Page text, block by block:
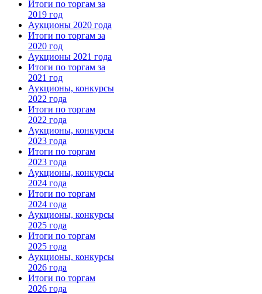
Итоги по торгам за
2019 год
Аукционы 2020 года
Итоги по торгам за
2020 год
Аукционы 2021 года
Итоги по торгам за
2021 год
Аукционы, конкурсы
2022 года
Итоги по торгам
2022 года
Аукционы, конкурсы
2023 года
Итоги по торгам
2023 года
Аукционы, конкурсы
2024 года
Итоги по торгам
2024 года
Аукционы, конкурсы
2025 года
Итоги по торгам
2025 года
Аукционы, конкурсы
2026 года
Итоги по торгам
2026 года